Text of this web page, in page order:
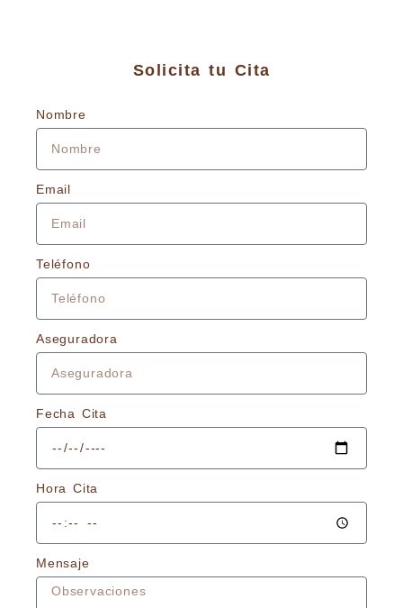
Solicita tu Cita
Nombre
Email
Teléfono
Aseguradora
Fecha Cita
Hora Cita
Mensaje